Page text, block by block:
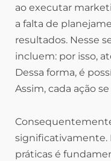
ao executar
a falta de
resultados. Nesse
incluem: por isso,
Dessa forma, é
Assim, cada ação
significativamente.
práticas é